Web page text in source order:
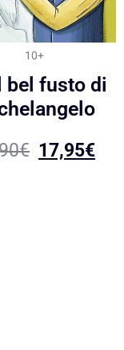
10+
bel fusto di
€ 17,95€